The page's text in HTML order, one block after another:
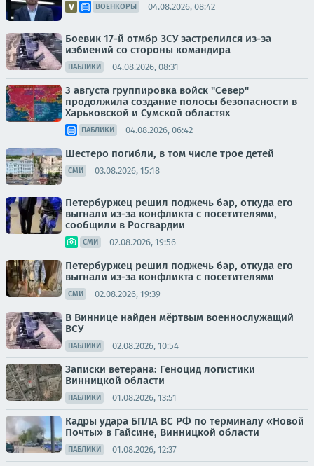
ВОЕНКОРЫ 04.08.2026, 08:42
Боевик 17-й отмбр ЗСУ застрелился из-за
избиений со стороны командира
ПАБЛИКИ 04.08.2026, 08:31
3 августа группировка войск "Север"
продолжила создание полосы безопасности в
Харьковской и Сумской областях
ПАБЛИКИ 04.08.2026, 06:42
Шестеро погибли, в том числе трое детей
СМИ 03.08.2026, 15:18
Петербуржец решил поджечь бар, откуда его
выгнали из-за конфликта с посетителями,
сообщили в Росгвардии
СМИ 02.08.2026, 19:56
Петербуржец решил поджечь бар, откуда его
выгнали из-за конфликта с посетителями
СМИ 02.08.2026, 19:39
В Виннице найден мёртвым военнослужащий
ВСУ
ПАБЛИКИ 02.08.2026, 10:54
Записки ветерана: Геноцид логистики
Винницкой области
ПАБЛИКИ 01.08.2026, 13:51
Кадры удара БПЛА ВС РФ по терминалу «Новой
Почты» в Гайсине, Винницкой области
ПАБЛИКИ 01.08.2026, 12:37